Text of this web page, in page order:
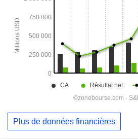
Plus de données financières